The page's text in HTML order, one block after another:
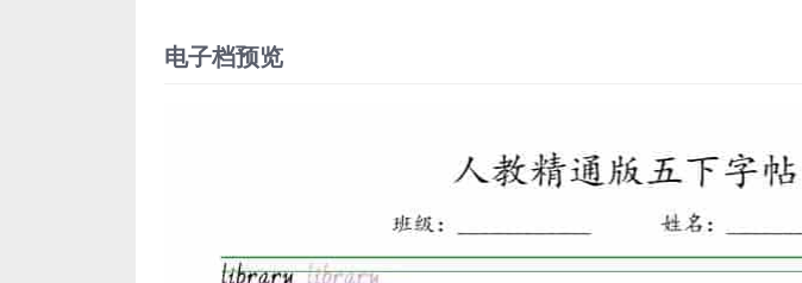
电子档预览